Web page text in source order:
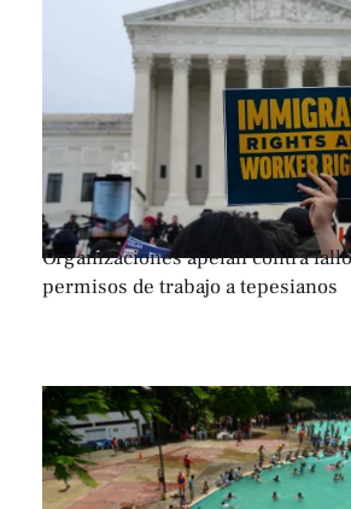
Organizaciones apelan contra
permisos de trabajo a tepesianos